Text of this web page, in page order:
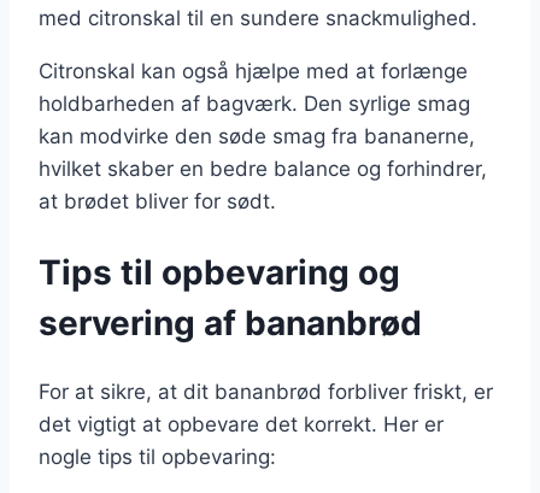
med citronskal til en sundere snackmulighed.
Citronskal kan også hjælpe med at forlænge
holdbarheden af bagværk. Den syrlige smag
kan modvirke den søde smag fra bananerne,
hvilket skaber en bedre balance og forhindrer,
at brødet bliver for sødt.
Tips til opbevaring og
servering af bananbrød
For at sikre, at dit bananbrød forbliver friskt, er
det vigtigt at opbevare det korrekt. Her er
nogle tips til opbevaring: